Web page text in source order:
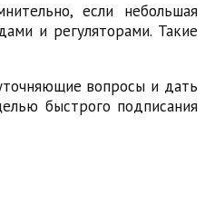
если небольшая
и регуляторами. Такие
вопросы и дать
быстрого подписания